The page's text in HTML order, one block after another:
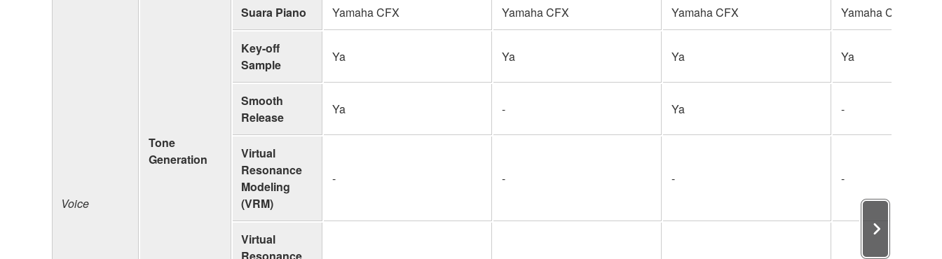
Voice
Tone
Generation
Suara Piano Yamaha CFX Yamaha CFX Yamaha CFX Yamaha CFX
Key-off
Sample
Ya Ya Ya Ya
Smooth
Release
Ya - Ya -
Virtual
Resonance
Modeling
(VRM)
- - - -
Virtual
Resonance